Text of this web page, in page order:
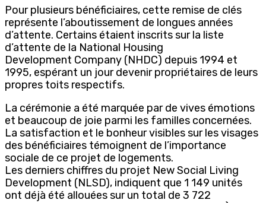
Pour plusieurs bénéficiaires, cette remise de clés
représente l’aboutissement de longues années
d’attente. Certains étaient inscrits sur la liste
d’attente de la National Housing
Development Company (NHDC) depuis 1994 et
1995, espérant un jour devenir propriétaires de leurs
propres toits respectifs.
La cérémonie a été marquée par de vives émotions
et beaucoup de joie parmi les familles concernées.
La satisfaction et le bonheur visibles sur les visages
des bénéficiaires témoignent de l’importance
sociale de ce projet de logements.
Les derniers chiffres du projet New Social Living
Development (NLSD), indiquent que 1 149 unités
ont déjà été allouées sur un total de 3 722